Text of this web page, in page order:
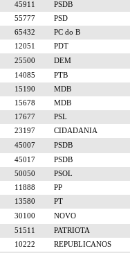
45911
PSDB
55777
PSD
65432
PC do B
12051
PDT
25500
DEM
14085
PTB
15190
MDB
15678
MDB
17677
PSL
23197
CIDADANIA
45007
PSDB
45017
PSDB
50050
PSOL
11888
PP
13580
PT
30100
NOVO
51511
PATRIOTA
10222
REPUBLICANOS